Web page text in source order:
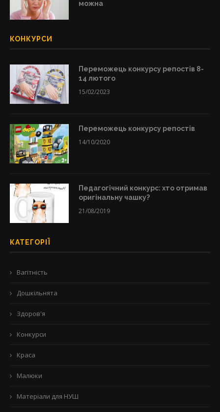
можна
КОНКУРСИ
Переможець конкурсу репостів 8-
14 лютого
15/02/2023
Переможець конкурсу репостів
14/10/2020
Педагогічний конкурс: хто отримав
оригінальну чашку?
21/08/2019
КАТЕГОРІЇ
Вагітність
Дошкільнята
Здоров'я
Конкурси
Краса
Малюки
Матеріали для НУШ